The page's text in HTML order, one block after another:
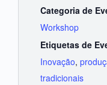
Categoria de
Workshop
Etiquetas de
Inovação,
tradicionais